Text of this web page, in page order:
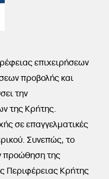
επιχειρήσεων
προβολής και
την
της Κρήτης.
σε επαγγελματικές
Συνεπώς, το
προώθηση της
Περιφέρειας Κρήτης